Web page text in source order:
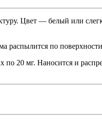
Цвет — белый или
распылится по
20 мг. Наносится и